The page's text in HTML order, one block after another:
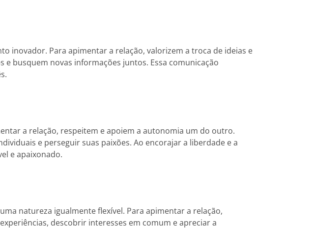
inovador. Para apimentar a relação, valorizem a troca de ideias e
busquem novas informações juntos. Essa comunicação
a relação, respeitem e apoiem a autonomia um do outro.
e perseguir suas paixões. Ao encorajar a liberdade e a
e apaixonado.
natureza igualmente flexível. Para apimentar a relação,
descobrir interesses em comum e apreciar a